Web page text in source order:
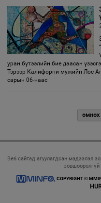
уран бүтээлийн бие даасан
Тэрээр Калифорни мужийн Лос
сарын 06-наас
өмнөх
Веб сайтад агуулагдсан мэдээлэл
зөвшөөрөлгүй
COPYRIGHT ©